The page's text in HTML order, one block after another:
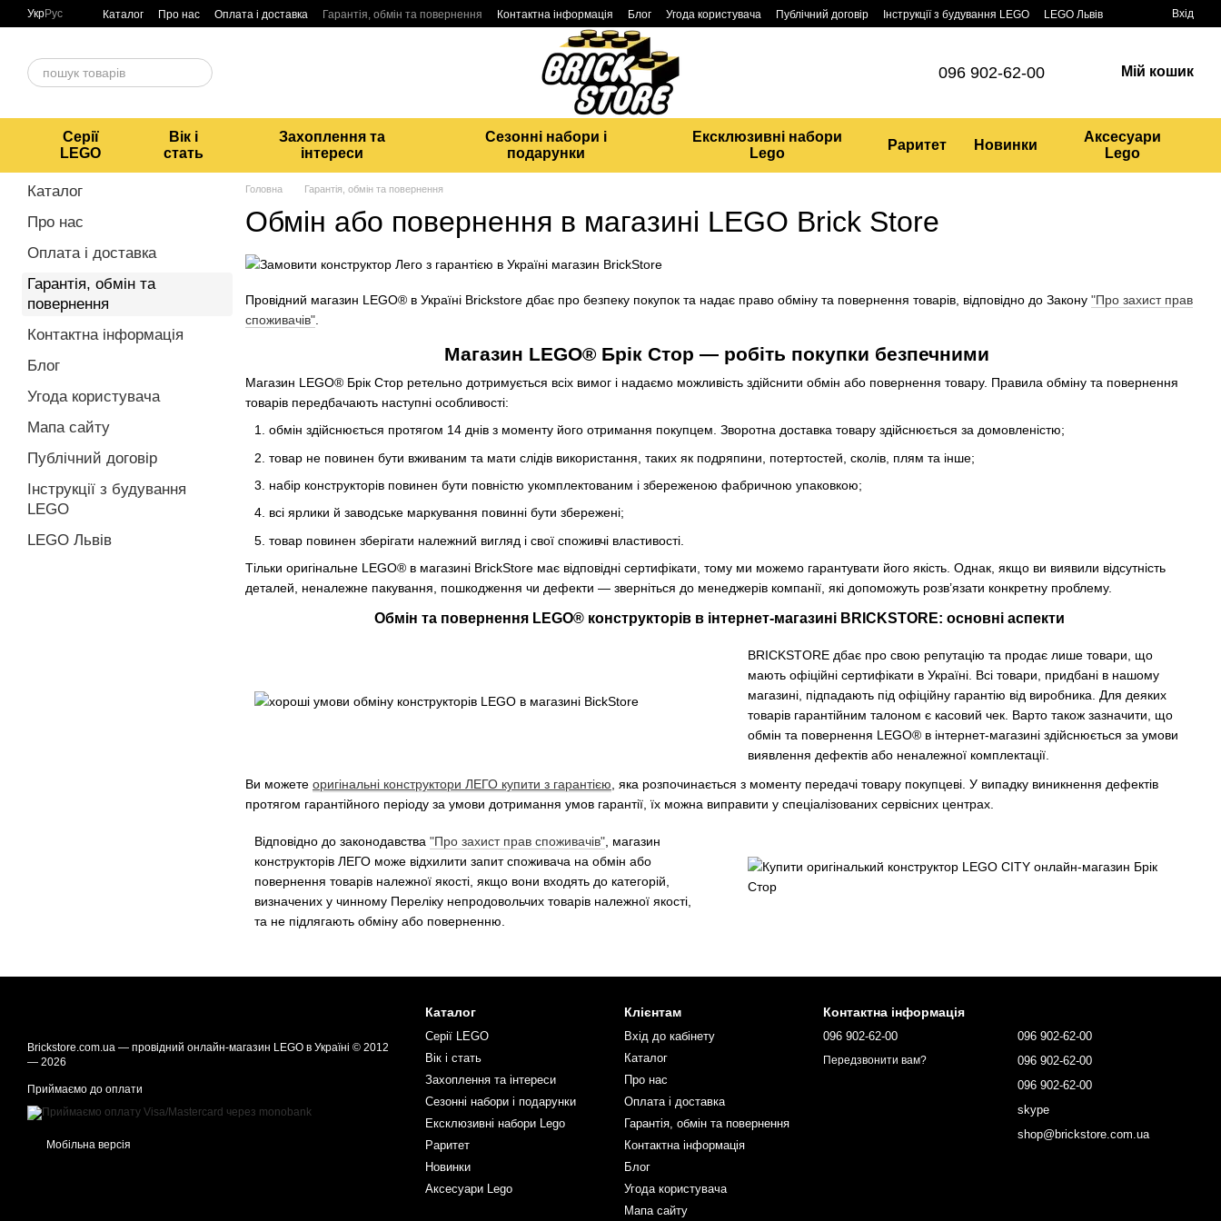
Перейти до основного контенту
УкрРус Каталог Про нас Оплата і доставка Гарантія, обмін та повернення Контактна інформація Блог Угода користувача Публічний договір Інструкції з будування LEGO LEGO Львів Вхід
096 902-62-00 Мій кошик
Серії
LEGO
Вік і
стать
Захоплення та
інтереси
Сезонні набори і
подарунки
Ексклюзивні набори
Lego
Раритет Новинки
Аксесуари
Lego
Головна Гарантія, обмін та повернення
Обмін або повернення в магазині LEGO Brick Store
Провідний магазин LEGO® в Україні Вrickstore дбає про безпеку покупок та надає право обміну та повернення товарів, відповідно до Закону "Про захист прав
споживачів"
Магазин LEGO® Брік Стор — робіть покупки безпечними
Магазин LEGO® Брік Стор ретельно дотримується всіх вимог і надаємо можливість здійснити обмін або повернення товару. Правила обміну та повернення
товарів передбачають наступні особливості:
обмін здійснюється протягом 14 днів з моменту його отримання покупцем. Зворотна доставка товару здійснюється за домовленістю;
товар не повинен бути вживаним та мати слідів використання, таких як подряпини, потертостей, сколів, плям та інше;
набір конструкторів повинен бути повністю укомплектованим і збереженою фабричною упаковкою;
всі ярлики й заводське маркування повинні бути збережені;
товар повинен зберігати належний вигляд і свої споживчі властивості.
Тільки оригінальне LEGO® в магазині BrickStore має відповідні сертифікати, тому ми можемо гарантувати його якість. Однак, якщо ви виявили відсутність
деталей, неналежне пакування, пошкодження чи дефекти — зверніться до менеджерів компанії, які допоможуть розв’язати конкретну проблему.
Обмін та повернення LEGO® конструкторів в інтернет-магазині BRICKSTORE: основні аспекти
BRICKSTORE дбає про свою репутацію та продає лише товари, що
мають офіційні сертифікати в Україні. Всі товари, придбані в нашому
магазині, підпадають під офіційну гарантію від виробника. Для деяких
товарів гарантійним талоном є касовий чек. Варто також зазначити, що
обмін та повернення LEGO® в інтернет-магазині здійснюється за умови
виявлення дефектів або неналежної комплектації.
Ви можете оригінальні конструктори ЛЕГО купити з гарантією , яка розпочинається з моменту передачі товару покупцеві. У випадку виникнення дефектів
протягом гарантійного періоду за умови дотримання умов гарантії, їх можна виправити у спеціалізованих сервісних центрах.
Відповідно до законодавства "Про захист прав споживачів" , магазин
конструкторів ЛЕГО може відхилити запит споживача на обмін або
повернення товарів належної якості, якщо вони входять до категорій,
визначених у чинному Переліку непродовольчих товарів належної якості,
та не підлягають обміну або поверненню.
Каталог
Про нас
Оплата і доставка
Гарантія, обмін та
повернення
Контактна інформація
Блог
Угода користувача
Мапа сайту
Публічний договір
Інструкції з будування
LEGO
LEGO Львів
Brickstore.com.ua — провідний онлайн-магазин LEGO в Україні © 2012
— 2026
Приймаємо до оплати
Мобільна версія
Каталог
Серії LEGO
Вік і стать
Захоплення та інтереси
Сезонні набори і подарунки
Ексклюзивні набори Lego
Раритет
Новинки
Аксесуари Lego
Клієнтам
Вхід до кабінету
Каталог
Про нас
Оплата і доставка
Гарантія, обмін та повернення
Контактна інформація
Блог
Угода користувача
Мапа сайту
Контактна інформація
096 902-62-00
Передзвонити вам?
096 902-62-00
096 902-62-00
096 902-62-00
skype
shop@brickstore.com.ua